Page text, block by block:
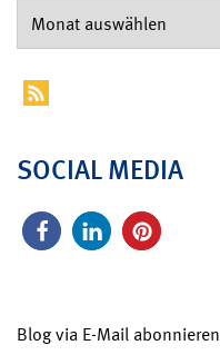
SOCIAL MEDIA
Blog via E-Mail abonnieren